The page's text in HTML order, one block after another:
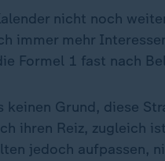
nicht noch
immer mehr
Formel 1 fast nach
Grund, diese
ihren Reiz, zugleich
jedoch aufpassen,